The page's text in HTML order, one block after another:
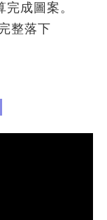
完成圖案。
整落下